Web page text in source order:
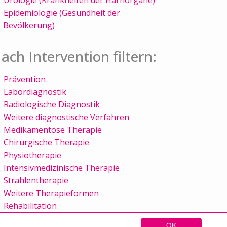
OK
Epidemiologie (Gesundheit der
Bevölkerung)
Intervention filtern:
Prävention
Labordiagnostik
Radiologische Diagnostik
Weitere diagnostische Verfahren
Medikamentöse Therapie
Chirurgische Therapie
Physiotherapie
Intensivmedizinische Therapie
Strahlentherapie
Weitere Therapieformen
Rehabilitation